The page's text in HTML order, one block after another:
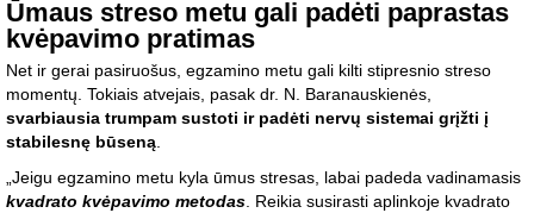
Ūmaus streso metu gali padėti paprastas
kvėpavimo pratimas
Net ir gerai pasiruošus, egzamino metu gali kilti stipresnio streso
momentų. Tokiais atvejais, pasak dr. N. Baranauskienės,
svarbiausia trumpam sustoti ir padėti nervų sistemai grįžti į
stabilesnę būseną.
„Jeigu egzamino metu kyla ūmus stresas, labai padeda vadinamasis
kvadrato kvėpavimo metodas. Reikia susirasti aplinkoje kvadrato